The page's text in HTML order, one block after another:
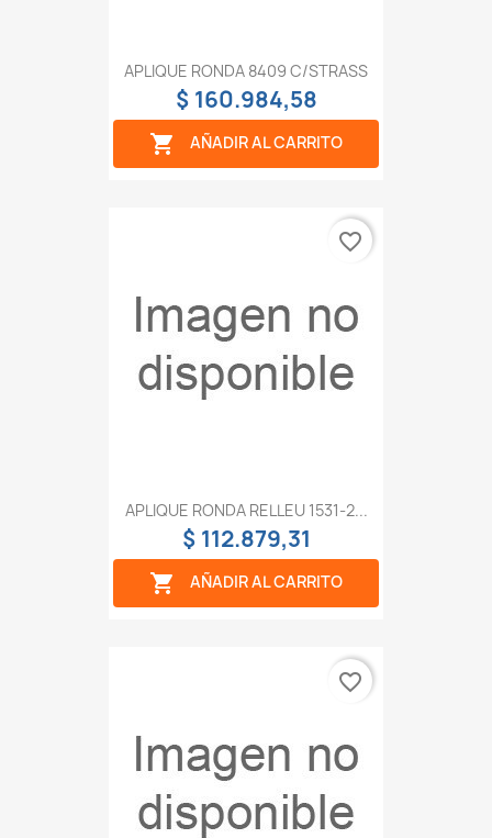
APLIQUE RONDA 8409 C/STRASS
$ 160.984,58
 AÑADIR AL CARRITO
APLIQUE RONDA RELLEU 1531-2...
$ 112.879,31
 AÑADIR AL CARRITO
favorite_border
favorite_border